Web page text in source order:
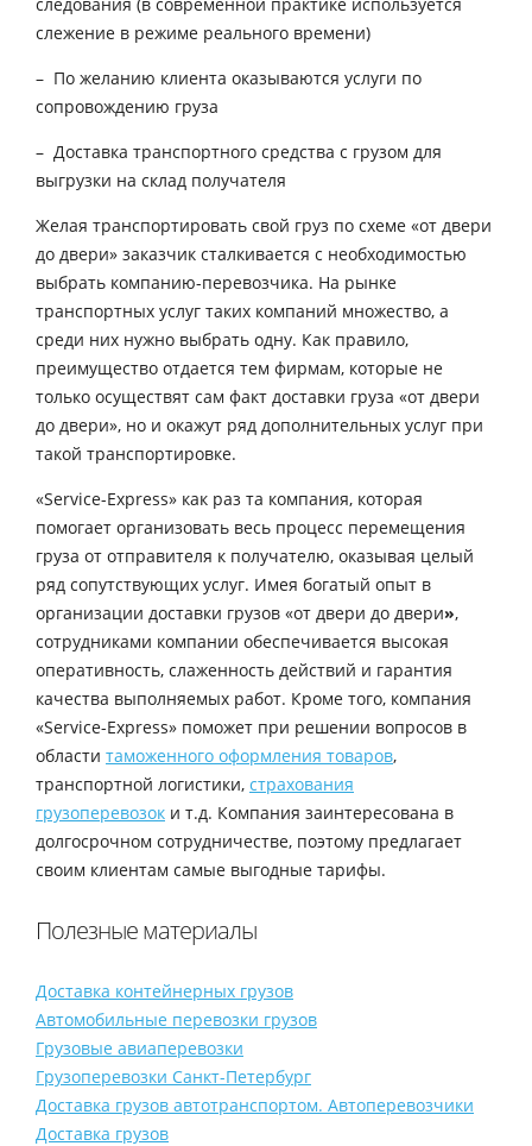
слежение в режиме реального времени)
– По желанию клиента оказываются услуги по
сопровождению груза
– Доставка транспортного средства с грузом для
выгрузки на склад получателя
Желая транспортировать свой груз по схеме «от двери
до двери» заказчик сталкивается с необходимостью
выбрать компанию-перевозчика. На рынке
транспортных услуг таких компаний множество, а
среди них нужно выбрать одну. Как правило,
преимущество отдается тем фирмам, которые не
только осуществят сам факт доставки груза «от двери
до двери», но и окажут ряд дополнительных услуг при
такой транспортировке.
«Service-Express» как раз та компания, которая
помогает организовать весь процесс перемещения
груза от отправителя к получателю, оказывая целый
ряд сопутствующих услуг. Имея богатый опыт в
организации доставки грузов «от двери до двери»,
сотрудниками компании обеспечивается высокая
оперативность, слаженность действий и гарантия
качества выполняемых работ. Кроме того, компания
«Service-Express» поможет при решении вопросов в
области таможенного оформления товаров,
транспортной логистики, страхования
грузоперевозок и т.д. Компания заинтересована в
долгосрочном сотрудничестве, поэтому предлагает
своим клиентам самые выгодные тарифы.
Полезные материалы
Доставка контейнерных грузов
Автомобильные перевозки грузов
Грузовые авиаперевозки
Грузоперевозки Санкт-Петербург
Доставка грузов автотранспортом. Автоперевозчики
Доставка грузов